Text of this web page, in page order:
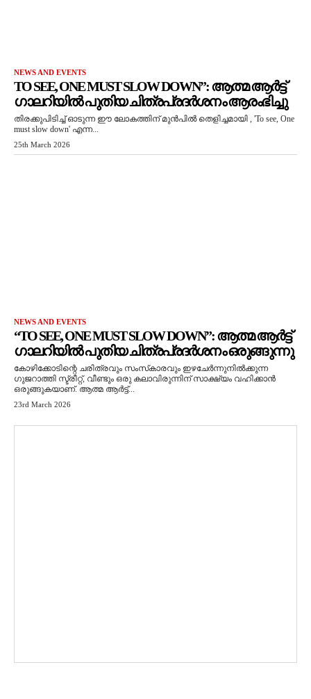
NEWS AND EVENTS
TO SEE, ONE MUST SLOW DOWN”: ആത്മ ആർട്ട്
ഗാലറിയിൽ പുതിയ ചിത്രപ്രദർശനം ആരംഭിച്ചു
തിരക്കുപിടിച്ച് ഓടുന്ന ഈ ലോകത്തിന് മുൻപിൽ തെളിച്ചമായി , 'To see, One
must slow down' എന്ന...
25th March 2026
NEWS AND EVENTS
“TO SEE, ONE MUST SLOW DOWN”: ആത്മ ആർട്ട്
ഗാലറിയിൽ പുതിയ ചിത്രപ്രദർശനം ഒരുങ്ങുന്നു
കോഴിക്കോടിന്റെ ചരിത്രവും സംസ്‌കാരവും ഇഴചേർന്നുനിൽക്കുന്ന
ഗുജറാത്തി സ്ട്രീറ്റ്, വീണ്ടും ഒരു കലാവിരുന്നിന് സാക്ഷ്യം വഹിക്കാൻ
ഒരുങ്ങുകയാണ്. ആത്മ ആർട്ട്...
23rd March 2026